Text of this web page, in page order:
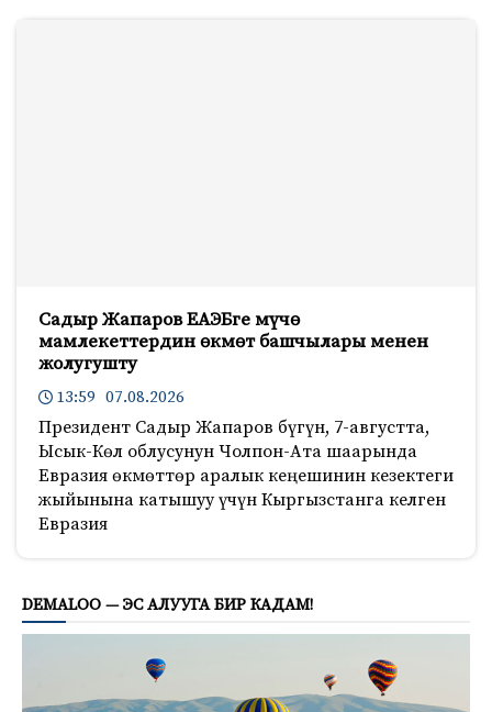
Садыр Жапаров ЕАЭБге мүчө
мамлекеттердин өкмөт башчылары менен
жолугушту
13:59 07.08.2026
Президент Садыр Жапаров бүгүн, 7-августта,
Ысык-Көл облусунун Чолпон-Ата шаарында
Евразия өкмөттөр аралык кеңешинин кезектеги
жыйынына катышуу үчүн Кыргызстанга келген
Евразия
DEMALOO — ЭС АЛУУГА БИР КАДАМ!